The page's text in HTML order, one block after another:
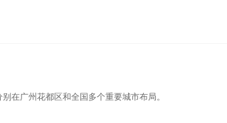
在广州花都区和全国多个重要城市布局。